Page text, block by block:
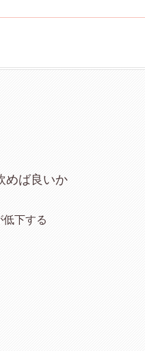
めば良いか
下する